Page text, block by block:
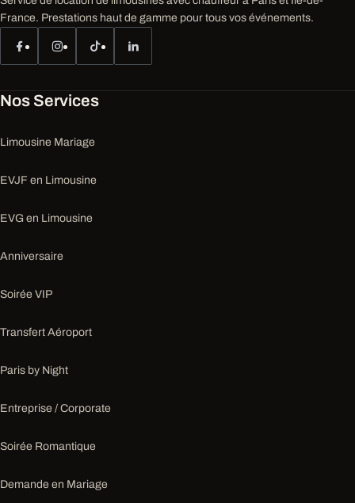
France. Prestations haut de gamme pour tous vos événements.
Nos Services
Limousine Mariage
EVJF en Limousine
EVG en Limousine
Anniversaire
Soirée VIP
Transfert Aéroport
Paris by Night
Entreprise / Corporate
Soirée Romantique
Demande en Mariage